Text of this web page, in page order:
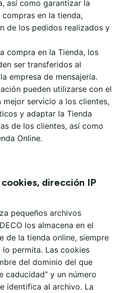
así como garantizar la
en la tienda,
de los pedidos realizados y
compra en la Tienda, los
ser transferidos al
empresa de mensajería.
pueden utilizarse con el
servicio a los clientes,
y adaptar la Tienda
de los clientes, así como
Online.
dirección IP
pequeños archivos
los almacena en el
de la tienda online, siempre
permita. Las cookies
del dominio del que
caducidad” y un número
identifica al archivo. La